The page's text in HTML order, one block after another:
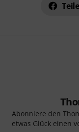
Abonniere den
etwas Glück einen